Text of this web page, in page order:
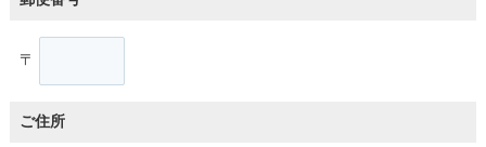
〒
ご住所